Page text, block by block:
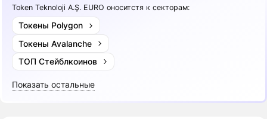
Token Teknoloji A.Ş. EURO оноситстя к секторам:
Токены Polygon
Токены Avalanche
ТОП Стейблкоинов
Показать остальные